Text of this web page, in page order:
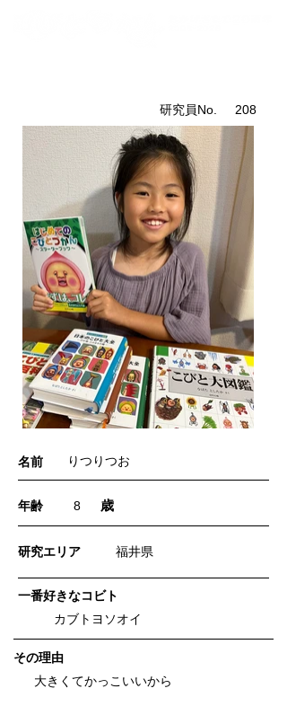
​研究員No. 208
名前 りつりつお
年齢 8 歳
​研究エリア 福井県
一番好きなコビト
カブトヨソオイ
​その理由
大きくてかっこいいから